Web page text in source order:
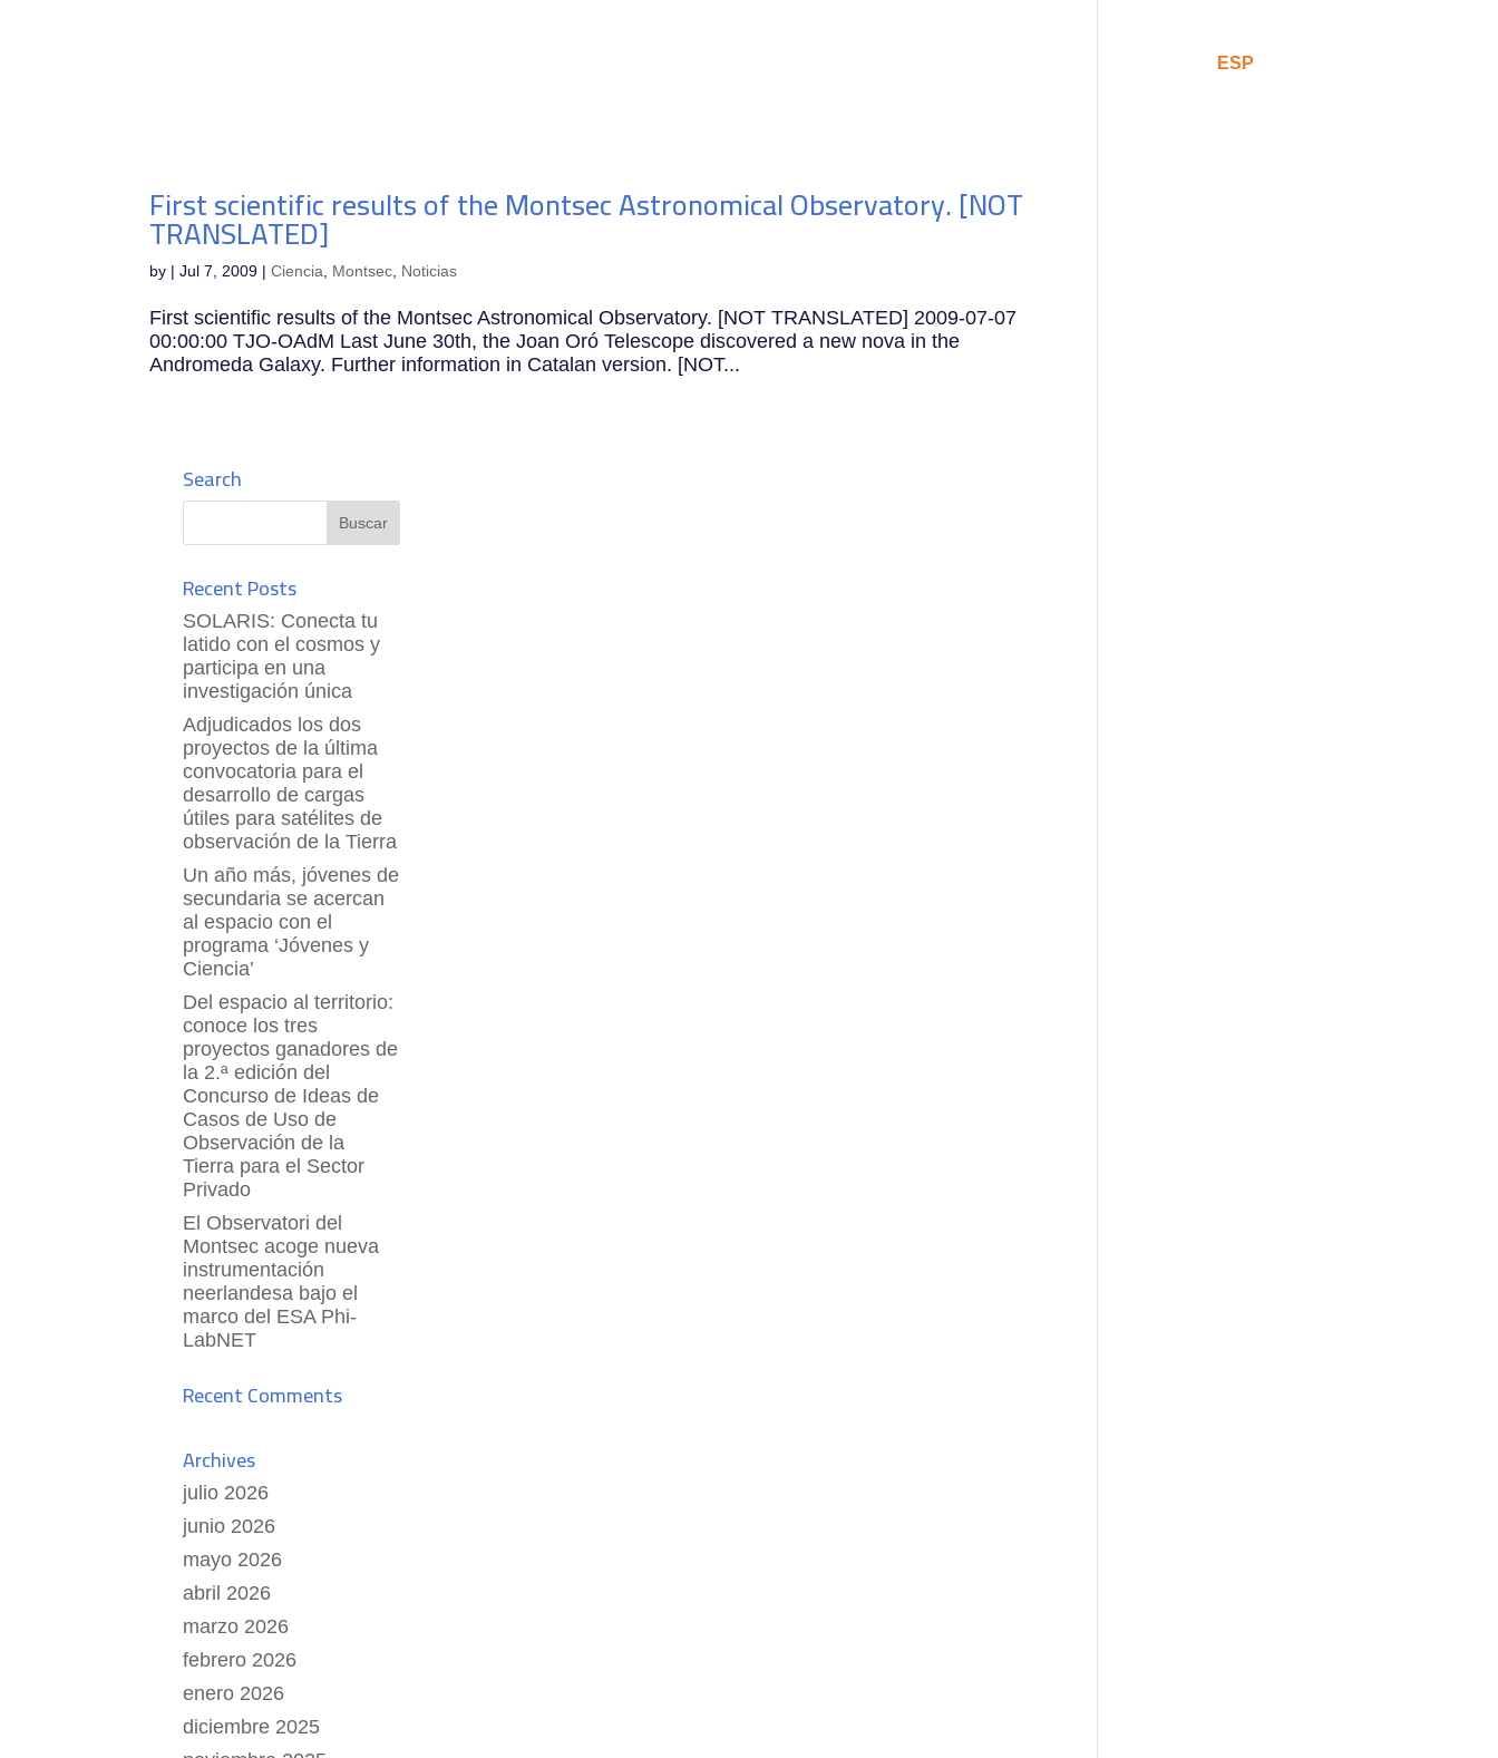
ESP
First scientific results of the Montsec Astronomical Observatory. [NOT
TRANSLATED]
by |Jul 7, 2009 |Ciencia Montsec Noticias
First scientific results of the Montsec Astronomical Observatory. [NOT TRANSLATED] 2009-07-07
00:00:00 TJO-OAdM Last June 30th, the Joan Oró Telescope discovered a new nova in the
Andromeda Galaxy. Further information in Catalan version. [NOT...
Search
Recent Posts
SOLARIS: Conecta tu
latido con el cosmos y
participa en una
investigación única
Adjudicados los dos
proyectos de la última
convocatoria para el
desarrollo de cargas
útiles para satélites de
observación de la Tierra
Un año más, jóvenes de
secundaria se acercan
al espacio con el
programa ‘Jóvenes y
Ciencia’
Del espacio al territorio:
conoce los tres
proyectos ganadores de
la 2.ª edición del
Concurso de Ideas de
Casos de Uso de
Observación de la
Tierra para el Sector
Privado
El Observatori del
Montsec acoge nueva
instrumentación
neerlandesa bajo el
marco del ESA Phi-
LabNET
Recent Comments
Archives
julio 2026
junio 2026
mayo 2026
abril 2026
marzo 2026
febrero 2026
enero 2026
diciembre 2025